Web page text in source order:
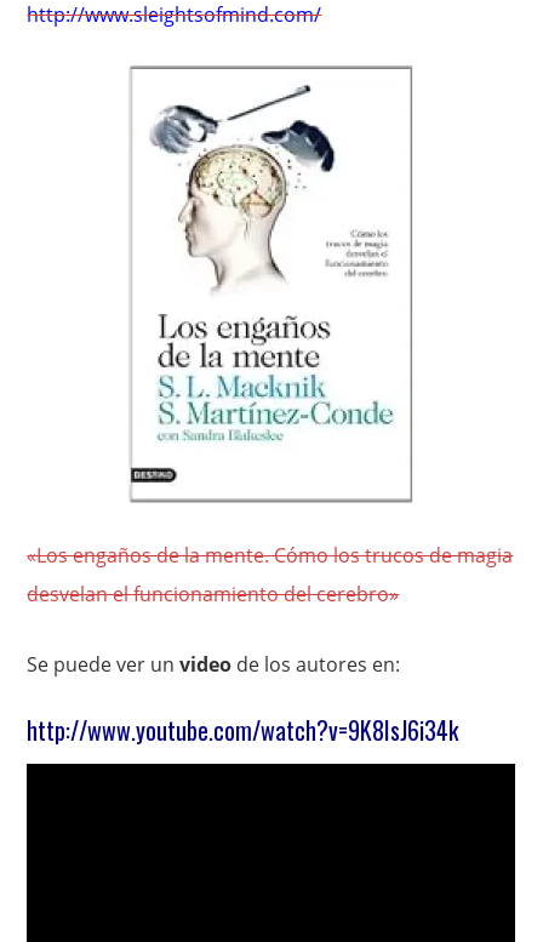
http://www.sleightsofmind.com/
«Los engaños de la mente. Cómo los trucos de magia
desvelan el funcionamiento del cerebro»
Se puede ver unvideo de los autores en:
http://www.youtube.com/watch?v=9K8IsJ6i34k